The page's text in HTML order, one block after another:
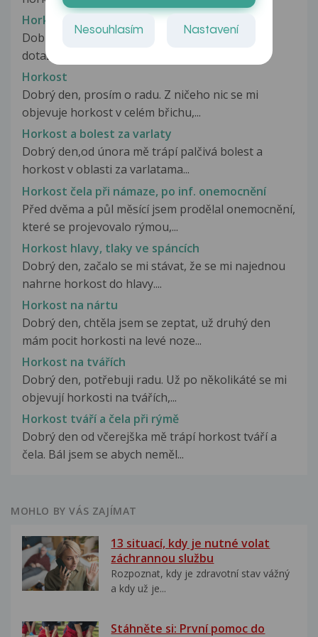
Horko x studene koncetiny
Dobry den pane doktore, mel bych nasledujici
dotaz. Jakmile se zacnu hybat...
Horkost
Dobrý den, prosím o radu. Z ničeho nic se mi
objevuje horkost v celém břichu,...
Horkost a bolest za varlaty
Dobrý den,od února mě trápí palčivá bolest a
horkost v oblasti za varlatama...
Horkost čela při námaze, po inf. onemocnění
Před dvěma a půl měsící jsem prodělal onemocnění,
které se projevovalo rýmou,...
Horkost hlavy, tlaky ve spáncích
Dobrý den, začalo se mi stávat, že se mi najednou
nahrne horkost do hlavy....
Horkost na nártu
Dobrý den, chtěla jsem se zeptat, už druhý den
mám pocit horkosti na levé noze...
Horkost na tvářích
Dobrý den, potřebuji radu. Už po několikáté se mi
objevují horkosti na tvářích,...
Horkost tváří a čela při rýmě
Dobrý den od včerejška mě trápí horkost tváří a
čela. Bál jsem se abych neměl...
MOHLO BY VÁS ZAJÍMAT
13 situací, kdy je nutné volat
záchrannou službu
Rozpoznat, kdy je zdravotní stav vážný
a kdy už je...
Stáhněte si: První pomoc do
Nesouhlasím Nastavení